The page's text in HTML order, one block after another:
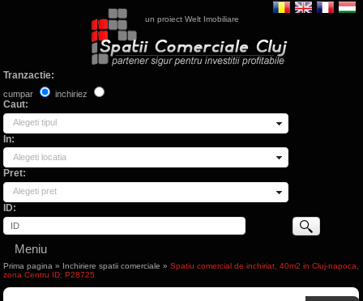
un proiect Welt Imobiliare
Tranzactie:
cumpar inchiriez
Caut:
Alegeti tipul
In:
Alegeti locatia
Pret:
Alegeti pret
ID:
Meniu
Prima pagina » Inchiriere spatii comerciale »Spatiu comercial de inchiriat, 40m2 in Cluj-napoca,
zona Centru ID: P28725